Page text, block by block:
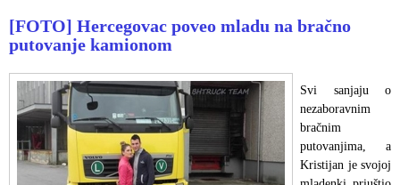
[FOTO] Hercegovac poveo mladu na bračno
putovanje kamionom
Svi sanjaju o
nezaboravnim
bračnim
putovanjima, a
Kristijan je svojoj